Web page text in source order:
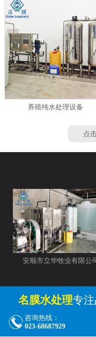
养殖纯水处理设备
点
安顺市立华牧业有限公司
名膜水处理专
咨询热线：
023-68687929